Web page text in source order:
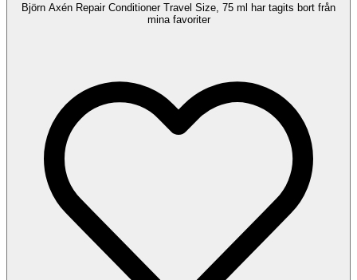
Björn Axén Repair Conditioner Travel Size, 75 ml har tagits bort från
mina favoriter